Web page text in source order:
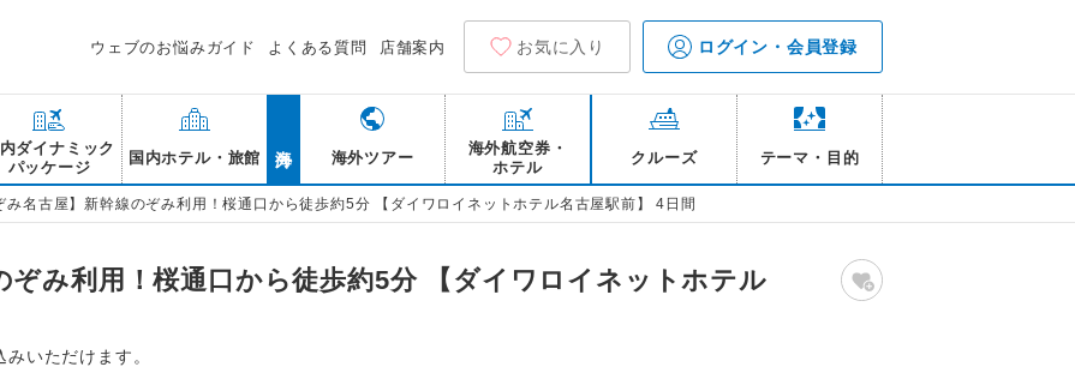
ウェブのお悩みガイド よくある質問 店舗案内 お気に入り ログイン・会員登録
ダイナミック
パッケージ
国内ホテル・旅館 海外ツアー
海外航空券・
ホテル
クルーズ テーマ・目的
名古屋】新幹線のぞみ利用！桜通口から徒歩約5分 【ダイワロイネットホテル名古屋駅前】 4日間
み利用！桜通口から徒歩約5分 【ダイワロイネットホテル
いただけます。